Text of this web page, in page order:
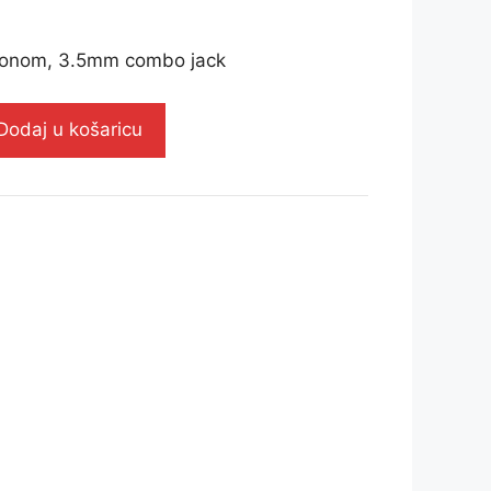
3.5mm combo jack
u košaricu